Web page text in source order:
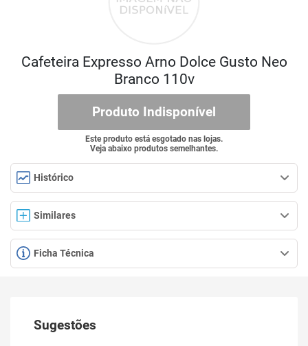
Cafeteira Expresso Arno Dolce Gusto Neo
Branco 110v
Produto Indisponível
Este produto está esgotado nas lojas.
Veja abaixo produtos semelhantes.
Histórico
Similares
Ficha Técnica
Sugestões